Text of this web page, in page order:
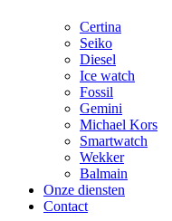
Certina
Seiko
Diesel
Ice watch
Fossil
Gemini
Michael Kors
Smartwatch
Wekker
Balmain
Onze diensten
Contact